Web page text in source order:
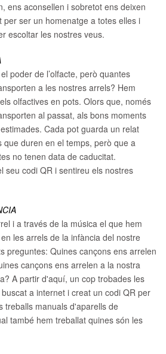
ens aconsellen i sobretot ens deixen
per ser un homenatge a totes elles i
escoltar les nostres veus.
poder de l’olfacte, però quantes
a les nostres arrels? Hem
olfactives en pots. Olors que, només
al passat, als bons moments
Cada pot guarda un relat
que duren en el temps, però que a
no tenen data de caducitat.
seu codi QR i sentireu els nostres
i a través de la música el que hem
les arrels de la infància del nostre
preguntes: Quines cançons ens arrelen
cançons ens arrelen a la nostra
A partir d'aquí, un cop trobades les
a internet i creat un codi QR per
treballs manuals d'aparells de
també hem treballat quines són les